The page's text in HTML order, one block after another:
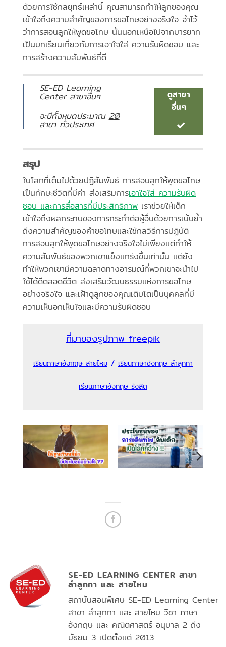
ด้วยการใช้กลยุทธ์เหล่านี้ คุณสามารถทำให้ลูกของคุณ
เข้าใจถึงความสำคัญของการขอโทษอย่างจริงใจ จำไว้
ว่าการสอนลูกให้พูดขอโทษ นั้นนอกเหนือไปจากมารยาท
เป็นบทเรียนเกี่ยวกับการเอาใจใส่ ความรับผิดชอบ และ
การสร้างความสัมพันธ์ที่ดี
SE-ED Learning
Center สาขาอื่นๆ
จะมีทั้งหมดประมาณ20
สาขาทั่วประเทศ
ดูสาขา
อื่นๆ
สรุป
ในโลกที่เต็มไปด้วยปฏิสัมพันธ์ การสอนลูกให้พูดขอโทษ
เป็นทักษะชีวิตที่มีค่า ส่งเสริมการเอาใจใส่ ความรับผิด
ชอบ และการสื่อสารที่มีประสิทธิภาพ เราช่วยให้เด็ก
เข้าใจถึงผลกระทบของการกระทำต่อผู้อื่นด้วยการเน้นย้ำ
ถึงความสำคัญของคำขอโทษและใช้กลวิธีการปฏิบัติ
การสอนลูกให้พูดขอโทษอย่างจริงใจไม่เพียงแต่ทำให้
ความสัมพันธ์ของพวกเขาแข็งแกร่งขึ้นเท่านั้น แต่ยัง
ทำให้พวกเขามีความฉลาดทางอารมณ์ที่พวกเขาจะนำไป
ใช้ได้ดีตลอดชีวิต ส่งเสริมวัฒนธรรมแห่งการขอโทษ
อย่างจริงใจ และเฝ้าดูลูกของคุณเติบโตเป็นบุคคลที่มี
ความเห็นอกเห็นใจและมีความรับผิดชอบ
ที่มาของรูปภาพ freepik
เรียนภาษาอังกฤษ สายไหม / เรียนภาษาอังกฤษ ลำลูกกา
เรียนภาษาอังกฤษ รังสิต
SE-ED LEARNING CENTER สาขา
ลำลูกกา และ สายไหม
สถาบันสอนพิเศษ SE-ED Learning Center
สาขา ลำลูกกา และ สายไหม วิชา ภาษา
อังกฤษ และ คณิตศาสตร์ อนุบาล 2 ถึง
มัธยม 3 เปิดตั้งแต่ 2013